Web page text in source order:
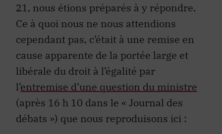
21, nous étions préparés à y répondre.
Ce à quoi nous ne nous attendions
cependant pas, c’était à une remise en
cause apparente de la portée large et
libérale du droit à l’égalité par
l’entremise d’une question du ministre
(après 16 h 10 dans le « Journal des
débats ») que nous reproduisons ici :